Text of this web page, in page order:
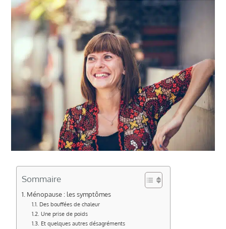
Sommaire
Ménopause : les symptômes
Des bouffées de chaleur
Une prise de poids
Et quelques autres désagréments